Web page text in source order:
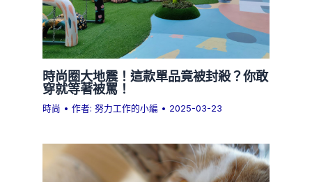
時尚圈大地震！這款單品竟被封殺？你敢
穿就等著被罵！
時尚 • 作者:努力工作的小編 • 2025-03-23